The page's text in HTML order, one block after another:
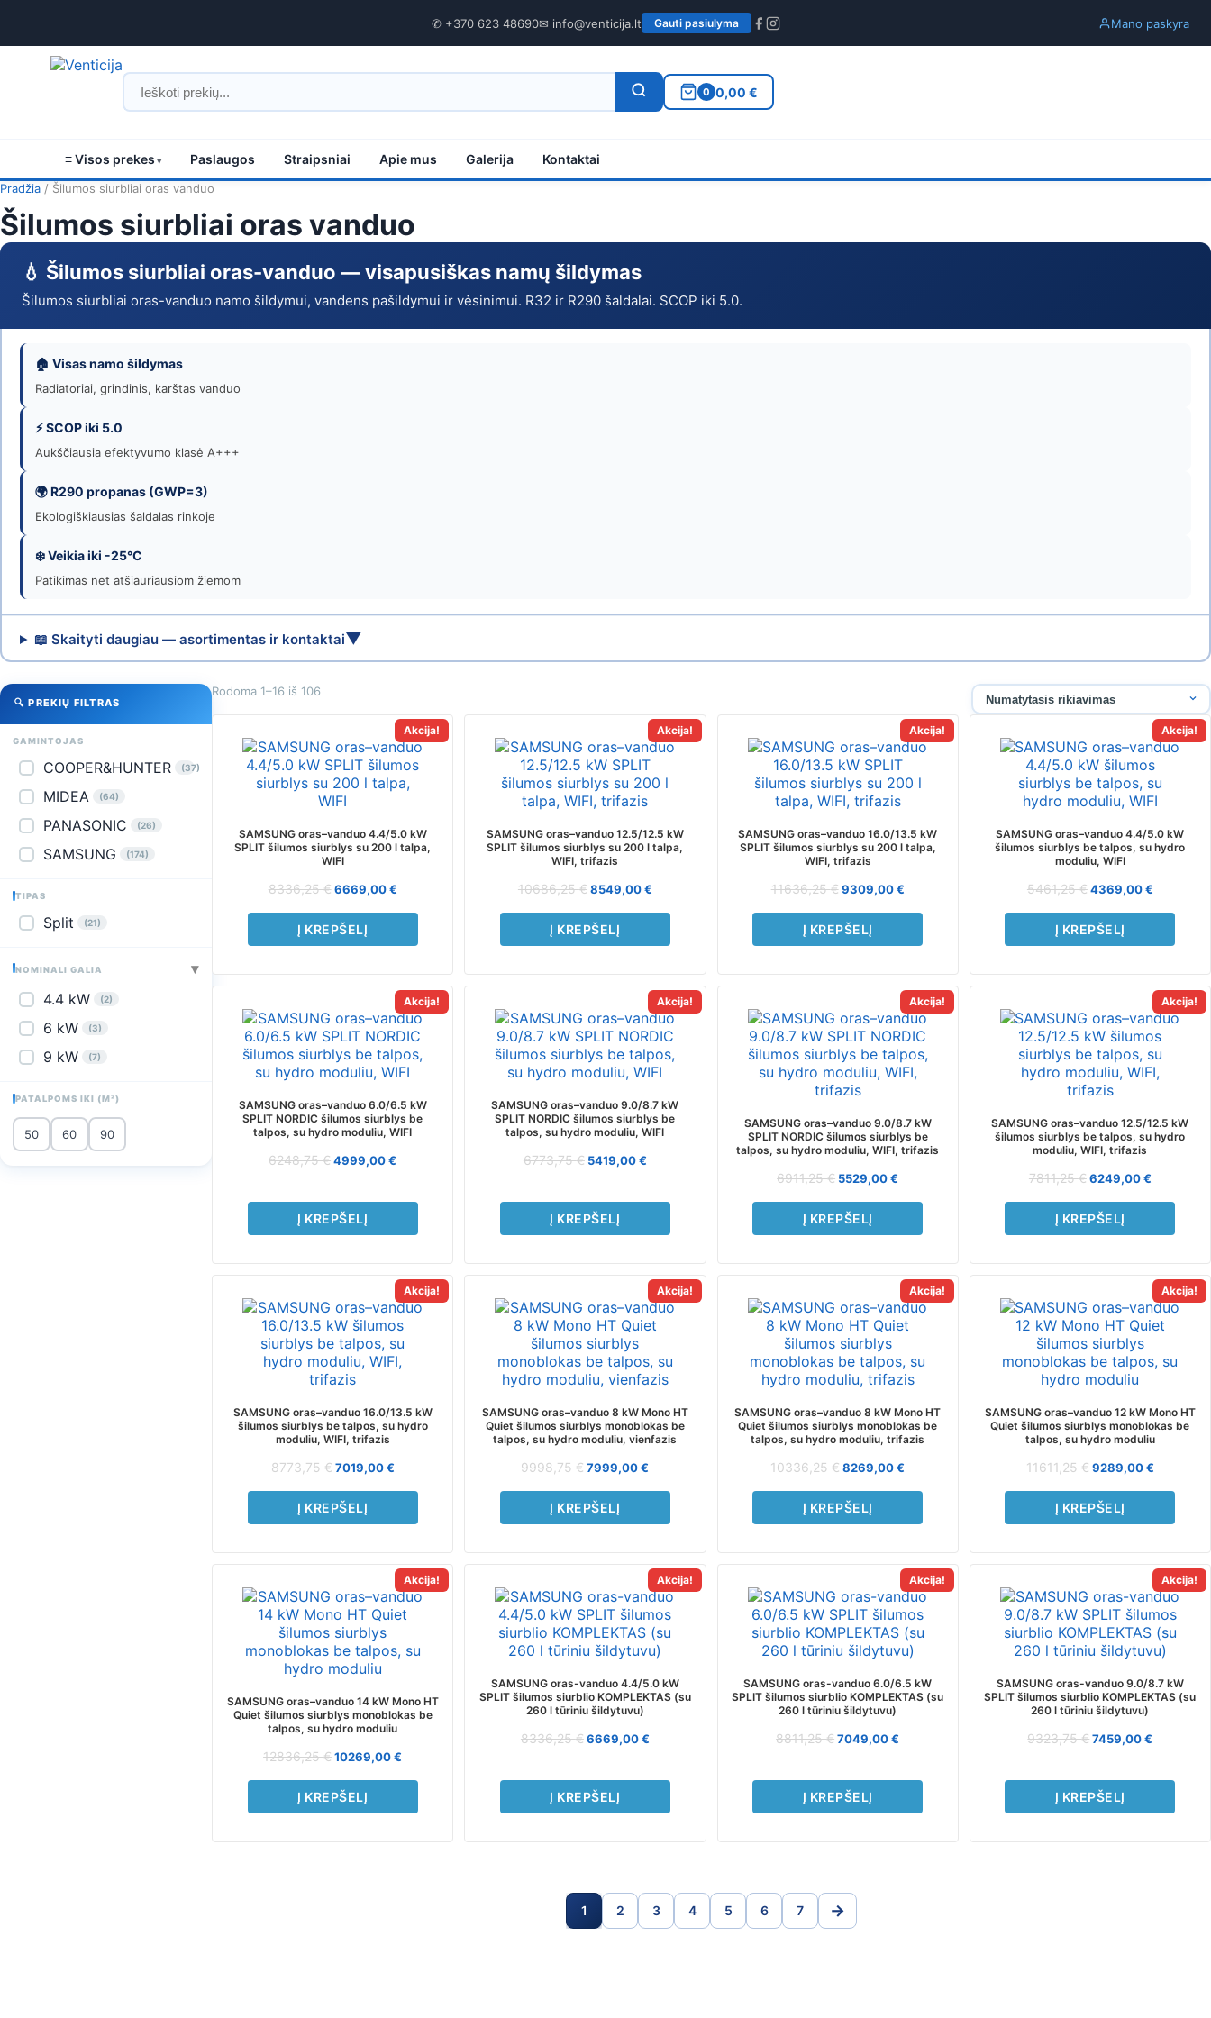
✆ +370 623 48690✉ info@venticija.lt Gauti pasiulyma Mano paskyra
0 0,00 €
≡ Visos prekes Paslaugos Straipsniai Apie mus Galerija Kontaktai
Šilumos
siurbliai
oras
vanduo
–
pirkti
internetu
Venticija
Pradžia / Šilumos siurbliai oras vanduo
Šilumos siurbliai oras vanduo
💧 Šilumos siurbliai oras-vanduo — visapusiškas namų šildymas
Šilumos siurbliai oras-vanduo namo šildymui, vandens pašildymui ir vėsinimui. R32 ir R290 šaldalai. SCOP iki 5.0.
🏠 Visas namo šildymas
Radiatoriai, grindinis, karštas vanduo
⚡ SCOP iki 5.0
Aukščiausia efektyvumo klasė A+++
🌍 R290 propanas (GWP=3)
Ekologiškiausias šaldalas rinkoje
❄️ Veikia iki -25°C
Patikimas net atšiauriausiom žiemom
📖 Skaityti daugiau — asortimentas ir kontaktai▼
🔍 PREKIŲ FILTRAS
GAMINTOJAS
COOPER&HUNTER (37)
MIDEA (64)
PANASONIC (26)
SAMSUNG (174)
TIPAS
Split (21)
NOMINALI GALIA
▾
4.4 kW
(2)
6 kW (3)
9 kW (7)
PATALPOMS IKI (M²)
50 60 90
Rodoma 1–16 iš 106
Akcija!
SAMSUNG oras–vanduo 4.4/5.0 kW
SPLIT šilumos siurblys su 200 l talpa,
WIFI
8336,25€ 6669,00€
Į KREPŠELĮ
Akcija!
SAMSUNG oras–vanduo 12.5/12.5 kW
SPLIT šilumos siurblys su 200 l talpa,
WIFI, trifazis
10686,25€8549,00€
Į KREPŠELĮ
Akcija!
SAMSUNG oras–vanduo 16.0/13.5 kW
SPLIT šilumos siurblys su 200 l talpa,
WIFI, trifazis
11636,25€ 9309,00€
Į KREPŠELĮ
Akcija!
SAMSUNG oras–vanduo 4.4/5.0 kW
šilumos siurblys be talpos, su hydro
moduliu, WIFI
5461,25€4369,00€
Į KREPŠELĮ
Akcija!
SAMSUNG oras–vanduo 6.0/6.5 kW
SPLIT NORDIC šilumos siurblys be
talpos, su hydro moduliu, WIFI
6248,75€4999,00€
Į KREPŠELĮ
Akcija!
SAMSUNG oras–vanduo 9.0/8.7 kW
SPLIT NORDIC šilumos siurblys be
talpos, su hydro moduliu, WIFI
6773,75€ 5419,00€
Į KREPŠELĮ
Akcija!
SAMSUNG oras–vanduo 9.0/8.7 kW
SPLIT NORDIC šilumos siurblys be
talpos, su hydro moduliu, WIFI, trifazis
6911,25€ 5529,00€
Į KREPŠELĮ
Akcija!
SAMSUNG oras–vanduo 12.5/12.5 kW
šilumos siurblys be talpos, su hydro
moduliu, WIFI, trifazis
7811,25€6249,00€
Į KREPŠELĮ
Akcija!
SAMSUNG oras–vanduo 16.0/13.5 kW
šilumos siurblys be talpos, su hydro
moduliu, WIFI, trifazis
8773,75€ 7019,00€
Į KREPŠELĮ
Akcija!
SAMSUNG oras–vanduo 8 kW Mono HT
Quiet šilumos siurblys monoblokas be
talpos, su hydro moduliu, vienfazis
9998,75€ 7999,00€
Į KREPŠELĮ
Akcija!
SAMSUNG oras–vanduo 8 kW Mono HT
Quiet šilumos siurblys monoblokas be
talpos, su hydro moduliu, trifazis
10336,25€8269,00€
Į KREPŠELĮ
Akcija!
SAMSUNG oras–vanduo 12 kW Mono HT
Quiet šilumos siurblys monoblokas be
talpos, su hydro moduliu
11611,25€9289,00€
Į KREPŠELĮ
Akcija!
SAMSUNG oras–vanduo 14 kW Mono HT
Quiet šilumos siurblys monoblokas be
talpos, su hydro moduliu
12836,25€10269,00€
Į KREPŠELĮ
Akcija!
SAMSUNG oras-vanduo 4.4/5.0 kW
SPLIT šilumos siurblio KOMPLEKTAS (su
260 l tūriniu šildytuvu)
8336,25€6669,00€
Į KREPŠELĮ
Akcija!
SAMSUNG oras-vanduo 6.0/6.5 kW
SPLIT šilumos siurblio KOMPLEKTAS (su
260 l tūriniu šildytuvu)
8811,25€7049,00€
Į KREPŠELĮ
Akcija!
SAMSUNG oras-vanduo 9.0/8.7 kW
SPLIT šilumos siurblio KOMPLEKTAS (su
260 l tūriniu šildytuvu)
9323,75€ 7459,00€
Į KREPŠELĮ
1 2 3 4 5 6 7 →